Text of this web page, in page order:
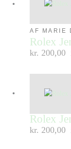
AF MARIE
Rolex
kr. 200,00
Rolex
kr. 200,00